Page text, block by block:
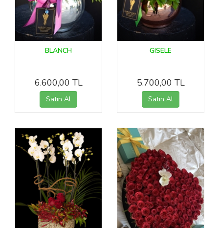
BLANCH
6.600,00 TL
GISELE
5.700,00 TL